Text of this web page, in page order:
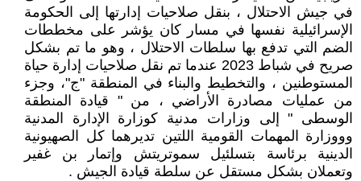
في جيش الاحتلال ، بنقل صلاحيات إدارتها إلى الحكومة
الإسرائيلية نفسها في مسار كان يؤشر على مخططات
الضم التي تدفع بها سلطات الاحتلال ، وهو ما تم بشكل
صريح في شباط 2023 عندما تم نقل صلاحيات إدارة حياة
المستوطنين ، والتخطيط والبناء في المنطقة "ج"، وجزء
من عمليات مصادرة الأراضي ، من " قيادة المنطقة
الوسطى " إلى وزارات مدنية كوزارة الإدارة المدنية
وووزارة المهمات القومية اللتين تديرهما كل الصهيونية
الدينية برئاسة بتسلئيل سموتريتش وإتمار بن غفير
وتعملان بشكل مستقل عن سلطة قيادة الجيش .